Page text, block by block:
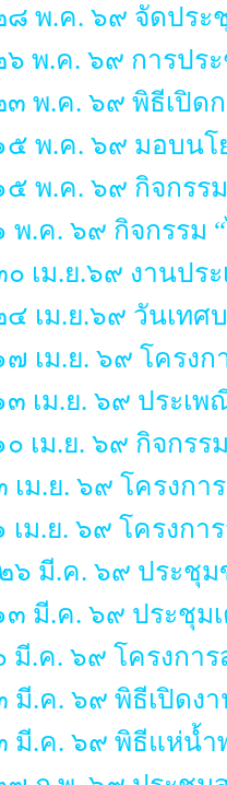
๘ พ.ค. ๖๙ จัดประ
๖ พ.ค. ๖๙ การปร
๓ พ.ค. ๖๙ พิธีเปิด
๕ พ.ค. ๖๙ มอบนโ
๕ พ.ค. ๖๙ กิจกรร
พ.ค. ๖๙ กิจกรรม
๐ เม.ย.๖๙ งานปร
๔ เม.ย.๖๙ วันเท
๗ เม.ย. ๖๙ โครง
๓ เม.ย. ๖๙ ประเ
๐ เม.ย. ๖๙ กิจกร
เม.ย. ๖๙ โครงก
เม.ย. ๖๙ โครงก
๖ มี.ค. ๖๙ ประชุม
๓ มี.ค. ๖๙ ประชุม
มี.ค. ๖๙ โครงกา
มี.ค. ๖๙ พิธีเปิดง
มี.ค. ๖๙ พิธีแห่น้ำ